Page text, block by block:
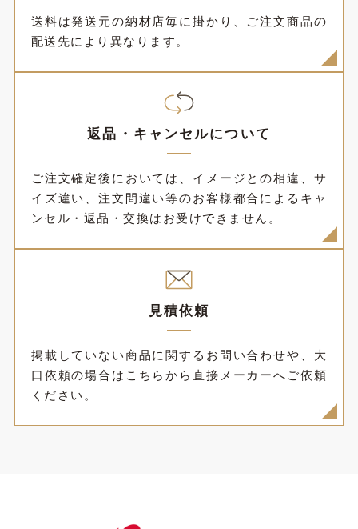
送料は発送元の納材店毎に掛かり、ご注文商品の
配送先により異なります。
返品・キャンセルについて
ご注文確定後においては、イメージとの相違、サ
イズ違い、注文間違い等のお客様都合によるキャ
ンセル・返品・交換はお受けできません。
見積依頼
掲載していない商品に関するお問い合わせや、大
口依頼の場合はこちらから直接メーカーへご依頼
ください。